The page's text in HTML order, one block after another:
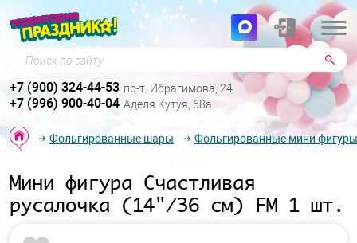
Поиск по сайту
+7 (900) 324-44-53 пр-т. Ибрагимова, 24
+7 (996) 900-40-04 Аделя Кутуя, 68а
Фольгированные шары Фольгированные мини фигуры
Мини фигура Счастливая
русалочка (14"/36 см) FM 1 шт.